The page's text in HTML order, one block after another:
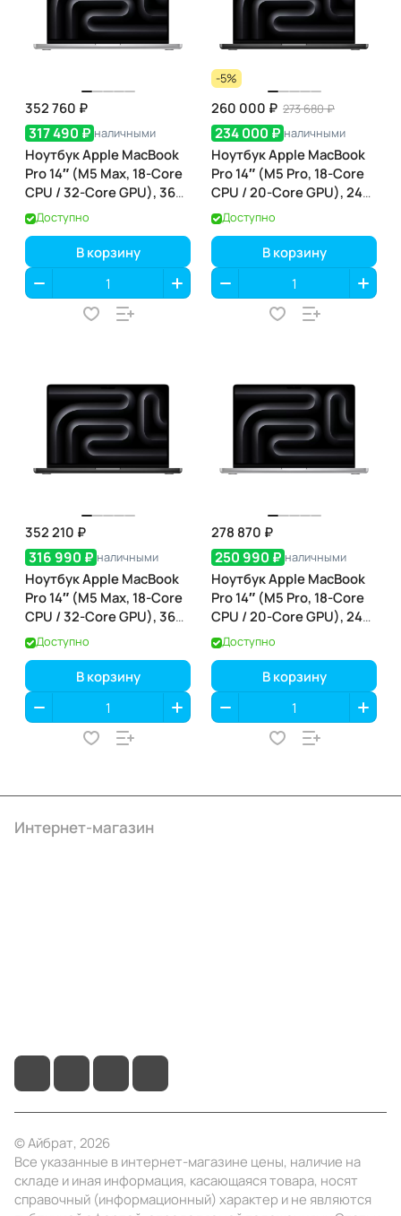
352 760 ₽
317 490 ₽ наличными
Ноутбук Apple MacBook
Pro 14″ (M5 Max, 18-Core
CPU / 32-Core GPU), 36
ГБ / 2 ТБ, Silver
(серебристый) (MGDQ4)
Доступно
В корзину
-5%
260 000 ₽ 273 680 ₽
234 000 ₽ наличными
Ноутбук Apple MacBook
Pro 14″ (M5 Pro, 18-Core
CPU / 20-Core GPU), 24
ГБ / 2 ТБ, Space Black
(чёрный космос)
(MGDT4)
Доступно
В корзину
352 210 ₽
316 990 ₽ наличными
Ноутбук Apple MacBook
Pro 14″ (M5 Max, 18-Core
CPU / 32-Core GPU), 36
ГБ / 2 ТБ, Space Black
(чёрный космос)
(MGDU4)
Доступно
В корзину
278 870 ₽
250 990 ₽ наличными
Ноутбук Apple MacBook
Pro 14″ (M5 Pro, 18-Core
CPU / 20-Core GPU), 24
ГБ / 2 ТБ, Silver
(серебристый) (MGDP4)
Доступно
В корзину
Интернет-магазин
© Айбрат, 2026
Все указанные в интернет-магазине цены, наличие на
складе и иная информация, касающаяся товара, носят
справочный (информационный) характер и не являются